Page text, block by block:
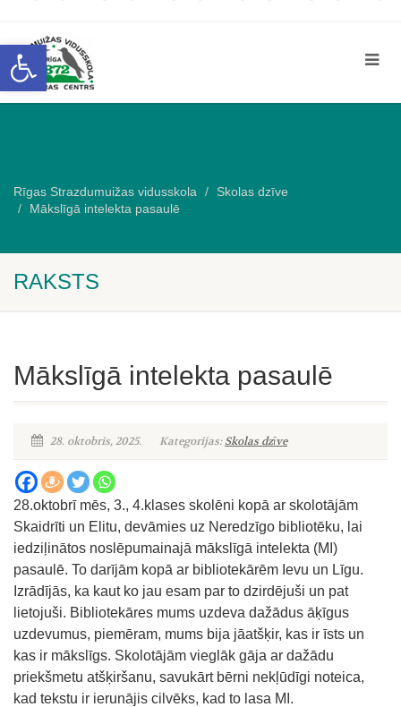
Open toolbar
Rīgas Strazdumuižas vidusskola
Skolas dzīve
Mākslīgā intelekta pasaulē
RAKSTS
Mākslīgā intelekta pasaulē
28. oktobris, 2025. Kategorijas:Skolas dzīve
28.oktobrī mēs, 3., 4.klases skolēni kopā ar skolotājām
Skaidrīti un Elitu, devāmies uz Neredzīgo bibliotēku, lai
iedziļinātos noslēpumainajā mākslīgā intelekta (MI)
pasaulē. To darījām kopā ar bibliotekārēm Ievu un Līgu.
Izrādījās, ka kaut ko jau esam par to dzirdējuši un pat
lietojuši. Bibliotekāres mums uzdeva dažādus āķīgus
uzdevumus, piemēram, mums bija jāatšķir, kas ir īsts un
kas ir mākslīgs. Skolotājām vieglāk gāja ar dažādu
priekšmetu atšķiršanu, savukārt bērni nekļūdīgi noteica,
kad tekstu ir ierunājis cilvēks, kad to lasa MI.